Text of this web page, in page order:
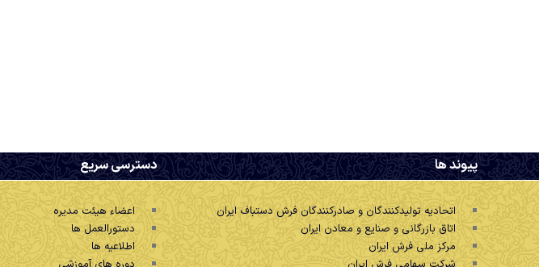
.پیوند ها
اتحادیه تولیدکنندگان و صادرکنندگان فرش دستباف ایران
اتاق بازرگانی و صنایع و معادن ایران
مرکز ملی فرش ایران
دسترسی سریع
اعضاء هیئت مدیره
دستورالعمل ها
اطلاعیه ها